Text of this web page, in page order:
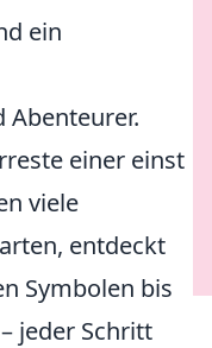
ein
Abenteurer.
einer einst
viele
entdeckt
Symbolen bis
jeder Schritt